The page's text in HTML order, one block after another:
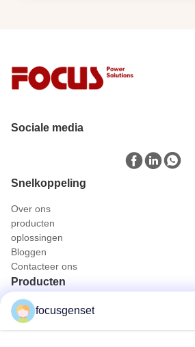
Sociale media
Snelkoppeling
Over ons
producten
oplossingen
Bloggen
Contacteer ons
Producten
Cummins dieselgeneratorset
Perkins dieselgeneratorset
focusgenset